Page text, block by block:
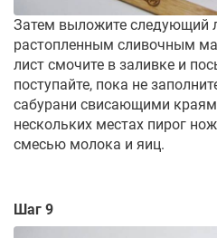
Затем выложите следующий
растопленным сливочным
лист смочите в заливке и
поступайте, пока не
сабурани свисающими
нескольких местах пирог
смесью молока и яиц.
Шаг 9